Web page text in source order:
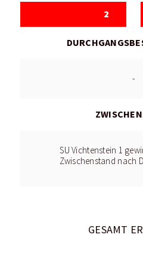
2
-
SU Vichtenstein 1
Zwischenstand nach
GESAMT